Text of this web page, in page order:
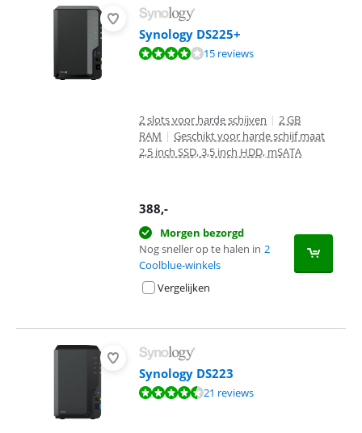
Synology DS225+
Beoordeling is 8,3 van de 10, gebaseerd op 15 reviews.
15 reviews
2 slots voor harde schijven | 2 GB
RAM | Geschikt voor harde schijf maat
2,5 inch SSD, 3,5 inch HDD, mSATA
388,-
Morgen bezorgd
Nog sneller op te halen in 2
Coolblue-winkels
Vergelijken
Synology DS223
Beoordeling is 8,7 van de 10, gebaseerd op 21 reviews.
21 reviews